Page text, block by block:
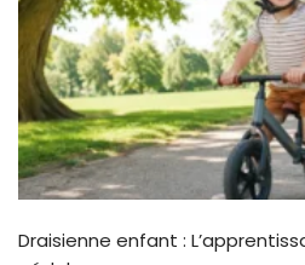
Draisienne enfant :